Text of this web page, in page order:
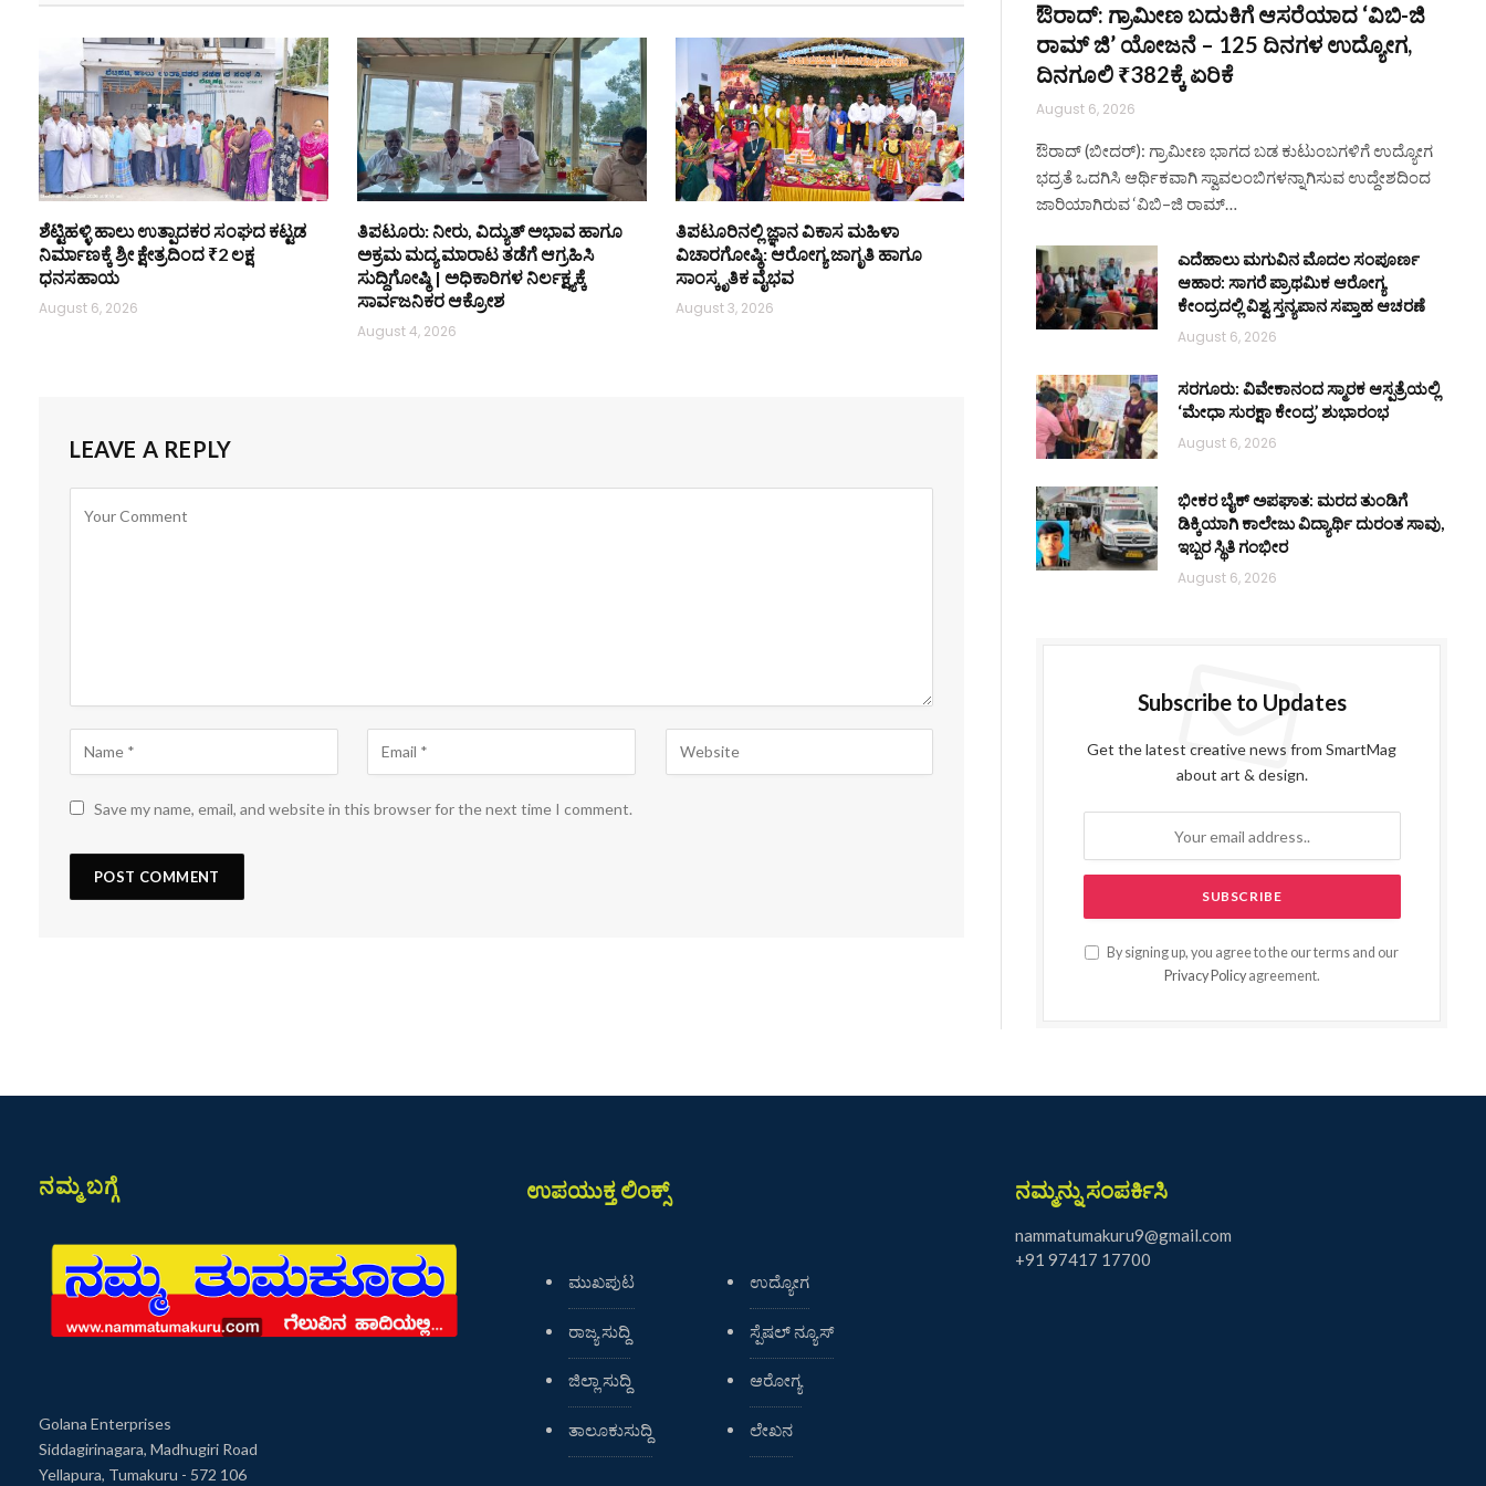
ಶೆಟ್ಟಿಹಳ್ಳಿ ಹಾಲು ಉತ್ಪಾದಕರ ಸಂಘದ ಕಟ್ಟಡ
ನಿರ್ಮಾಣಕ್ಕೆ ಶ್ರೀ ಕ್ಷೇತ್ರದಿಂದ ₹2 ಲಕ್ಷ
ಧನಸಹಾಯ
August 6, 2026
ತಿಪಟೂರು: ನೀರು, ವಿದ್ಯುತ್ ಅಭಾವ ಹಾಗೂ
ಅಕ್ರಮ ಮದ್ಯ ಮಾರಾಟ ತಡೆಗೆ ಆಗ್ರಹಿಸಿ
ಸುದ್ದಿಗೋಷ್ಠಿ | ಅಧಿಕಾರಿಗಳ ನಿರ್ಲಕ್ಷ್ಯಕ್ಕೆ
ಸಾರ್ವಜನಿಕರ ಆಕ್ರೋಶ
August 4, 2026
ತಿಪಟೂರಿನಲ್ಲಿ ಜ್ಞಾನ ವಿಕಾಸ ಮಹಿಳಾ
ವಿಚಾರಗೋಷ್ಠಿ: ಆರೋಗ್ಯ ಜಾಗೃತಿ ಹಾಗೂ
ಸಾಂಸ್ಕೃತಿಕ ವೈಭವ
August 3, 2026
LEAVE A REPLY
Save my name, email, and website in this browser for the next time I comment.
ಔರಾದ್: ಗ್ರಾಮೀಣ ಬದುಕಿಗೆ ಆಸರೆಯಾದ ‘ವಿಬಿ-ಜಿ
ರಾಮ್ ಜಿ’ ಯೋಜನೆ – 125 ದಿನಗಳ ಉದ್ಯೋಗ,
ದಿನಗೂಲಿ ₹382ಕ್ಕೆ ಏರಿಕೆ
August 6, 2026
ಔರಾದ್ (ಬೀದರ್): ಗ್ರಾಮೀಣ ಭಾಗದ ಬಡ ಕುಟುಂಬಗಳಿಗೆ ಉದ್ಯೋಗ
ಭದ್ರತೆ ಒದಗಿಸಿ ಆರ್ಥಿಕವಾಗಿ ಸ್ವಾವಲಂಬಿಗಳನ್ನಾಗಿಸುವ ಉದ್ದೇಶದಿಂದ
ಜಾರಿಯಾಗಿರುವ ‘ವಿಬಿ–ಜಿ ರಾಮ್…
ಎದೆಹಾಲು ಮಗುವಿನ ಮೊದಲ ಸಂಪೂರ್ಣ
ಆಹಾರ: ಸಾಗರೆ ಪ್ರಾಥಮಿಕ ಆರೋಗ್ಯ
ಕೇಂದ್ರದಲ್ಲಿ ವಿಶ್ವ ಸ್ತನ್ಯಪಾನ ಸಪ್ತಾಹ ಆಚರಣೆ
August 6, 2026
ಸರಗೂರು: ವಿವೇಕಾನಂದ ಸ್ಮಾರಕ ಆಸ್ಪತ್ರೆಯಲ್ಲಿ
‘ಮೇಧಾ ಸುರಕ್ಷಾ ಕೇಂದ್ರ’ ಶುಭಾರಂಭ
August 6, 2026
ಭೀಕರ ಬೈಕ್ ಅಪಘಾತ: ಮರದ ತುಂಡಿಗೆ
ಡಿಕ್ಕಿಯಾಗಿ ಕಾಲೇಜು ವಿದ್ಯಾರ್ಥಿ ದುರಂತ ಸಾವು,
ಇಬ್ಬರ ಸ್ಥಿತಿ ಗಂಭೀರ
August 6, 2026
Subscribe to Updates
Get the latest creative news from SmartMag
about art & design.
By signing up, you agree to the our terms and our
Privacy Policyagreement.
ನಮ್ಮ ಬಗ್ಗೆ
Golana Enterprises
Siddagirinagara, Madhugiri Road
Yellapura, Tumakuru - 572 106
ಉಪಯುಕ್ತ ಲಿಂಕ್ಸ್
ಮುಖಪುಟ
ರಾಜ್ಯ ಸುದ್ದಿ
ಜಿಲ್ಲಾ ಸುದ್ದಿ
ತಾಲೂಕುಸುದ್ದಿ
ಉದ್ಯೋಗ
ಸ್ಪೆಷಲ್ ನ್ಯೂಸ್
ಆರೋಗ್ಯ
ಲೇಖನ
ನಮ್ಮನ್ನು ಸಂಪರ್ಕಿಸಿ
nammatumakuru9@gmail.com
+91 97417 17700